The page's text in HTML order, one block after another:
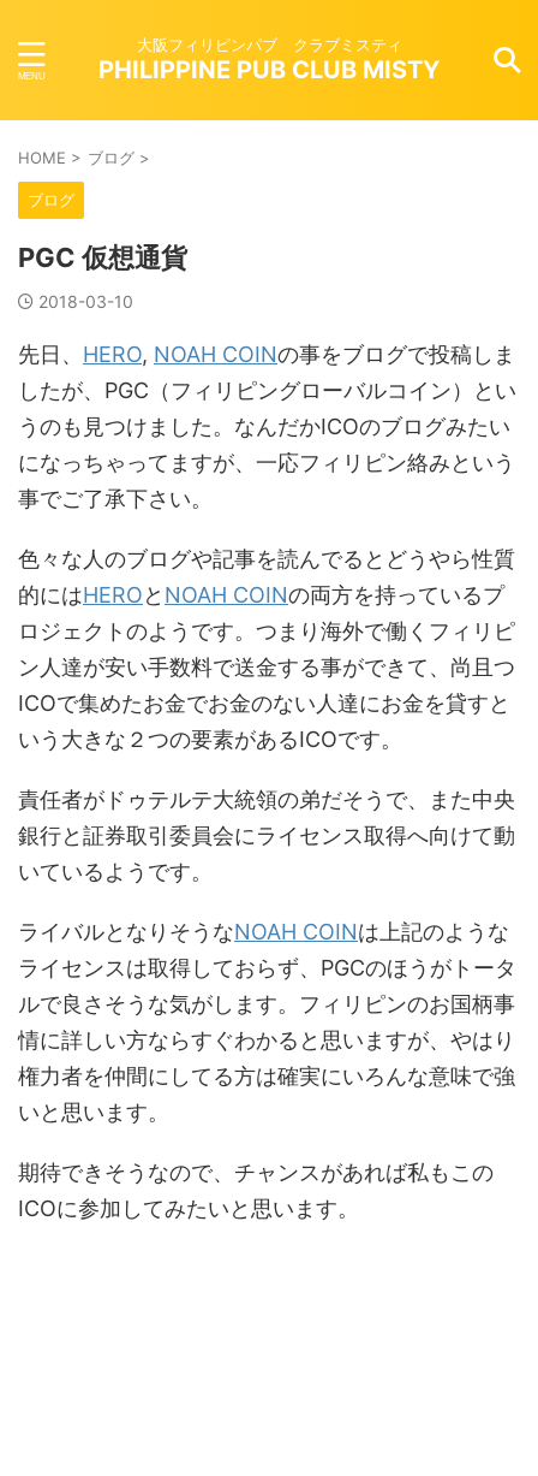
大阪フィリピンパブ クラブミスティ
PHILIPPINE PUB CLUB MISTY
HOME > ブログ >
ブログ
PGC 仮想通貨
2018-03-10
先日、 HERO, NOAH COINの事をブログで投稿しま
したが、PGC（フィリピングローバルコイン）とい
うのも見つけました。なんだかICOのブログみたい
になっちゃってますが、一応フィリピン絡みという
事でご了承下さい。
色々な人のブログや記事を読んでるとどうやら性質
的にはHEROと NOAH COINの両方を持っているプ
ロジェクトのようです。つまり海外で働くフィリピ
ン人達が安い手数料で送金する事ができて、尚且つ
ICOで集めたお金でお金のない人達にお金を貸すと
いう大きな２つの要素があるICOです。
責任者がドゥテルテ大統領の弟だそうで、また中央
銀行と証券取引委員会にライセンス取得へ向けて動
いているようです。
ライバルとなりそうなNOAH COINは上記のような
ライセンスは取得しておらず、PGCのほうがトータ
ルで良さそうな気がします。フィリピンのお国柄事
情に詳しい方ならすぐわかると思いますが、やはり
権力者を仲間にしてる方は確実にいろんな意味で強
いと思います。
期待できそうなので、チャンスがあれば私もこの
ICOに参加してみたいと思います。